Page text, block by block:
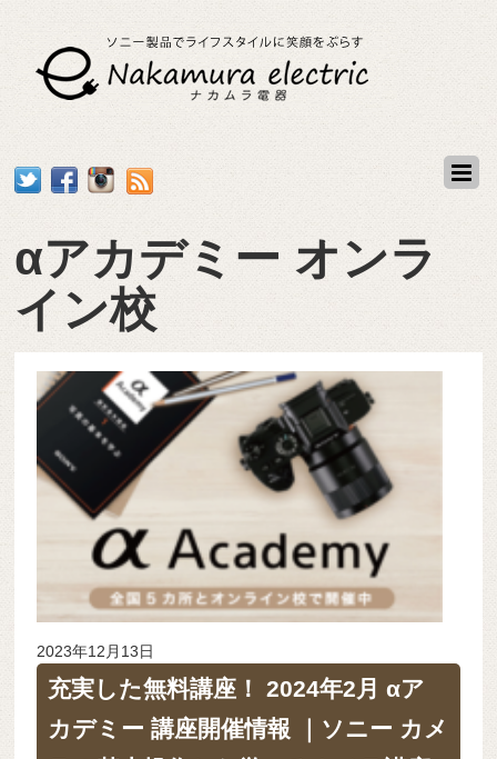
αアカデミー オンラ
イン校
2023年12月13日
充実した無料講座！ 2024年2月 αア
カデミー 講座開催情報 ｜ソニー カメ